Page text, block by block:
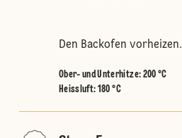
Den Backofen vorheizen.
Ober- und Unterhitze: 200 °C
Heissluft: 180 °C